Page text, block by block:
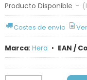
Producto Disponible -
Costes de envío
Marca: Hera • EAN /